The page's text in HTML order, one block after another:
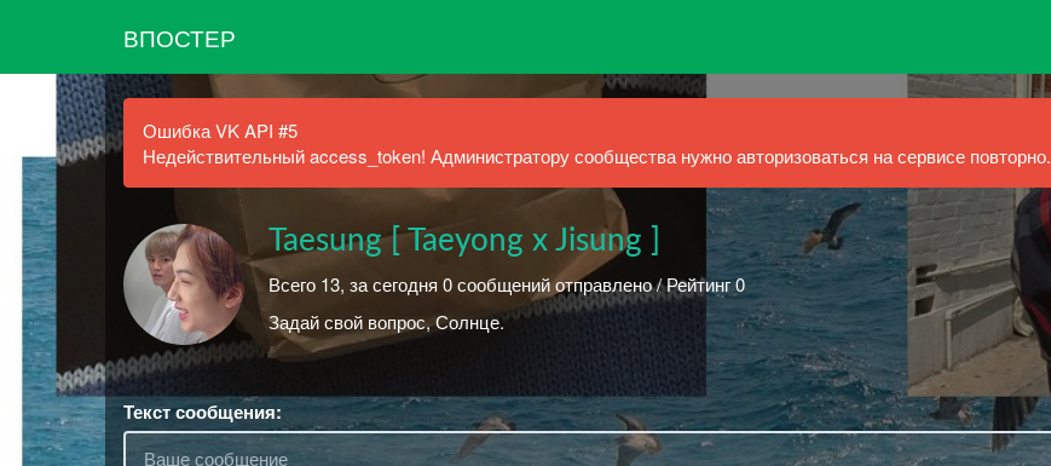
ВПОСТЕР
Ошибка VK API #5
Недействительный access_token! Администратору сообщества нужно авторизоваться на сервисе повторно.
Taesung [ Taeyong x Jisung ]
Всего 13, за сегодня 0 сообщений отправлено / Рейтинг 0
Задай свой вопрос, Солнце.
Текст сообщения: